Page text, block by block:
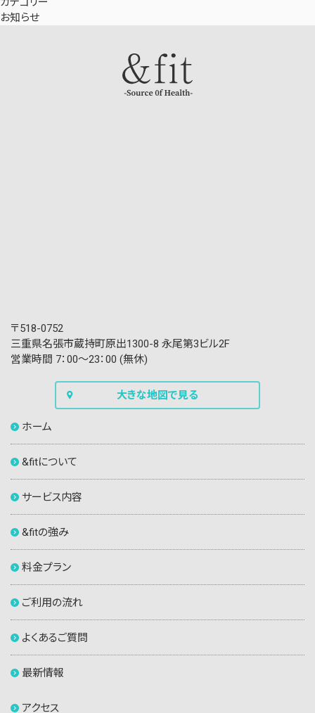
お知らせ
〒518-0752
三重県名張市蔵持町原出1300-8 永尾第3ビル2F
営業時間 7：00〜23：00 (無休)
大きな地図で見る
ホーム
&fitについて
サービス内容
&fitの強み
料金プラン
ご利用の流れ
よくあるご質問
最新情報
アクセス